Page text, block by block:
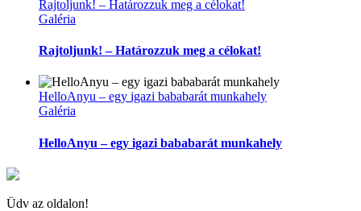
Rajtoljunk! – Határozzuk meg a célokat!
Galéria
Rajtoljunk! – Határozzuk meg a célokat!
HelloAnyu – egy igazi bababarát munkahely
Galéria
HelloAnyu – egy igazi bababarát munkahely
Üdv az oldalon!